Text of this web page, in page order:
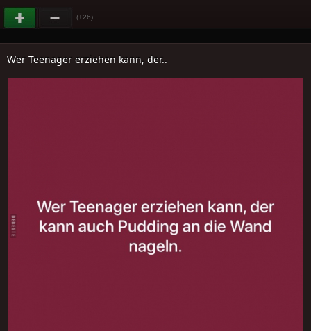
(+26)
Wer Teenager erziehen kann, der..